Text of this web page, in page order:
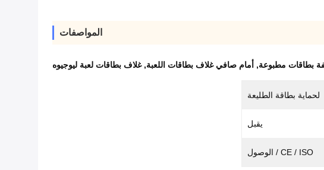
المواصفات
, أمام صافي غلاف بطاقات اللعبة,غلاف بطاقات لعبة ليوجيوه
لحماية بطاقة الطليعة
يقبل
CE / ISO / الوصول